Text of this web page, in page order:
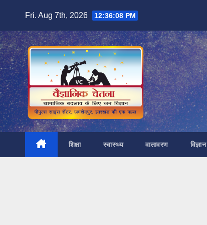
content
Fri. Aug 7th, 2026 12:36:10 PM
शिक्षा स्वास्थ्य वातावरण विज्ञान